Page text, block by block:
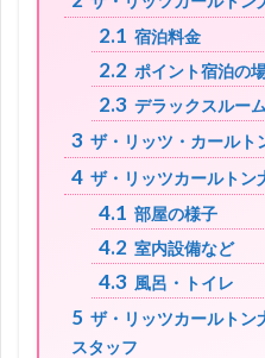
2.1 宿泊料金
2.2 ポイント宿泊の
2.3 デラックスルー
3 ザ・リッツ・カール
4 ザ・リッツカールト
4.1 部屋の様子
4.2 室内設備など
4.3 風呂・トイレ
5 ザ・リッツカールト
スタッフ